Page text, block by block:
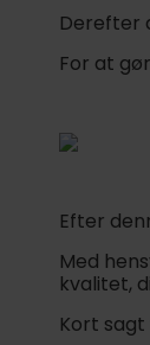
Derefter
For at
Efter
Med
kvalitet,
Kort